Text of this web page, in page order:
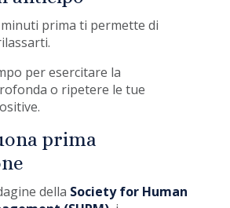
prima ti permette di
per esercitare la
o ripetere le tue
prima
della Society for Human